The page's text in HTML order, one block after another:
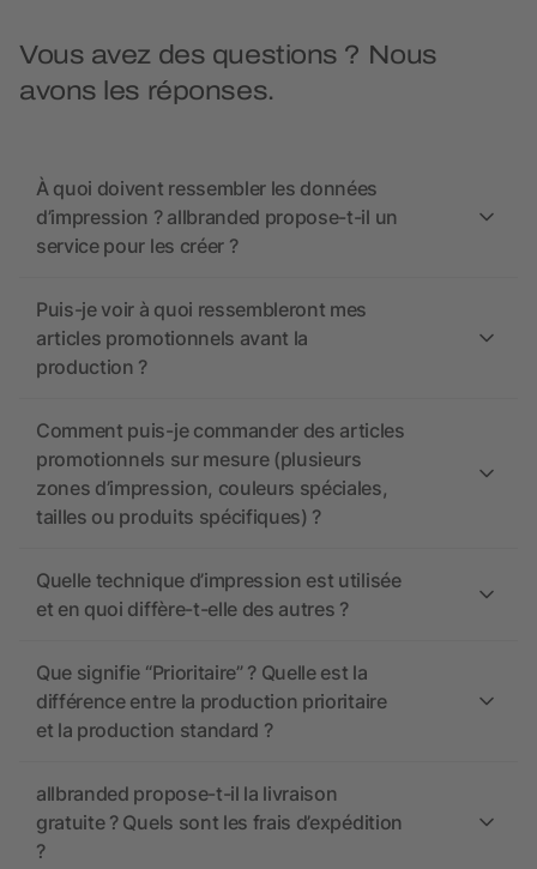
Vous avez des questions ? Nous
avons les réponses.
À quoi doivent ressembler les données
d’impression ? allbranded propose-t-il un
service pour les créer ?
Puis-je voir à quoi ressembleront mes
articles promotionnels avant la
production ?
Comment puis-je commander des articles
promotionnels sur mesure (plusieurs
zones d’impression, couleurs spéciales,
tailles ou produits spécifiques) ?
Quelle technique d’impression est utilisée
et en quoi diffère-t-elle des autres ?
Que signifie “Prioritaire” ? Quelle est la
différence entre la production prioritaire
et la production standard ?
allbranded propose-t-il la livraison
gratuite ? Quels sont les frais d’expédition
?